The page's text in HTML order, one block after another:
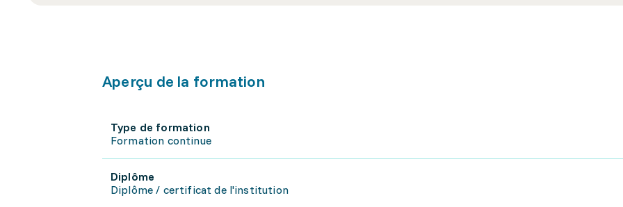
Aperçu de la formation
Type de formation
Formation continue
Diplôme
Diplôme / certificat de l'institution